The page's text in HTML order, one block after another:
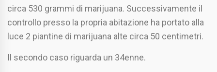
circa 530 grammi di marijuana. Successivamente il
controllo presso la propria abitazione ha portato alla
luce 2 piantine di marijuana alte circa 50 centimetri.
Il secondo caso riguarda un 34enne.